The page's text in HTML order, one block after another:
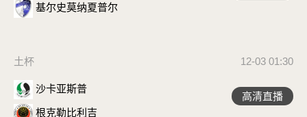
基尔史莫纳夏普尔
土杯 12-03 01:30
沙卡亚斯普
根克勒比利吉
高清直播